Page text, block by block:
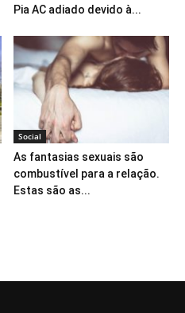
Pia AC adiado devido à...
Social
As fantasias sexuais são
combustível para a relação.
Estas são as...